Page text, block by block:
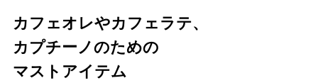
カフェオレやカフェラテ、
カプチーノのための
マストアイテム